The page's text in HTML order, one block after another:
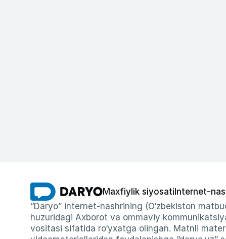
Maxfiylik siyosati Internet-
“Daryo” internet-nashrining (O‘zbekiston
huzuridagi Axborot va ommaviy
vositasi sifatida ro‘yxatga olingan. Matnli